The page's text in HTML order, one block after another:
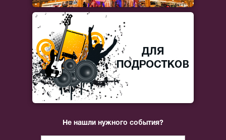
Не нашли нужного события?